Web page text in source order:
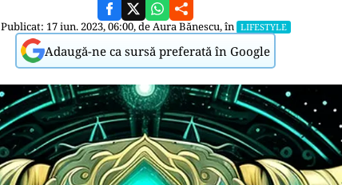
Publicat: 17 iun. 2023, 06:00, deAura Bănescu, în LIFESTYLE
Adaugă-ne ca sursă preferată în Google